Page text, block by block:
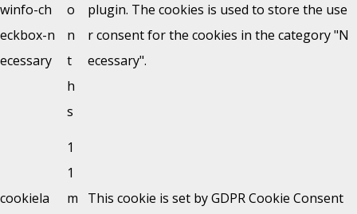
winfo-ch
eckbox-n
ecessary
o
n
t
h
s
plugin. The cookies is used to store the use
r consent for the cookies in the category "N
ecessary".
cookiela
1
1
m
This cookie is set by GDPR Cookie Consent